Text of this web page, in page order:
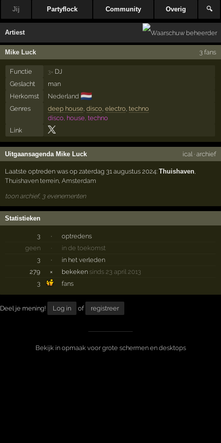
Jij Partyflock Community Overig 🔍
Artiest
Mike Luck 3 fans
Functie 3× DJ
Geslacht
man
Herkomst
Nederland 🇳🇱
Genres deep house disco, electro, techno
disco, house, techno
Link
Uitgaansagenda Mike Luck ical· archief
Laatste optreden was op zaterdag 31 augustus 2024:Thuishaven
Thuishaven terrein ,Amsterdam
toon archief, 3 evenementen
Statistieken
3 ·
optredens
geen
·
in de toekomst
3
·
in het verleden
279
× bekeken sinds 23 april 2013
3
fans
Deel je mening! Log in of registreer
Bekijk in opmaak voor grote schermen en desktops